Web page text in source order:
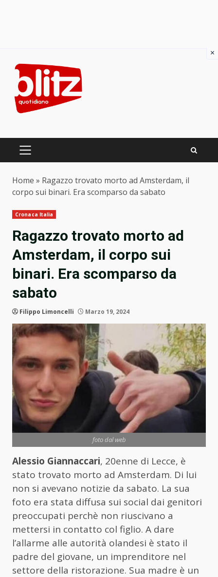
content
PRIMARY
Home » Ragazzo trovato morto ad Amsterdam, il
corpo sui binari. Era scomparso da sabato
Cronaca Italia
Ragazzo trovato morto ad
Amsterdam, il corpo sui
binari. Era scomparso da
sabato
Filippo Limoncelli Marzo 19, 2024
foto dal web
Alessio Giannaccari, 20enne di Lecce, è
stato trovato morto ad Amsterdam. Di lui
non si avevano notizie da sabato. La sua
foto era stata diffusa sui social dai genitori
preoccupati perchè non riuscivano a
mettersi in contatto col figlio. A dare
l’allarme alle autorità olandesi è stato il
padre del giovane, un imprenditore nel
settore della ristorazione. Sua madre è un
×